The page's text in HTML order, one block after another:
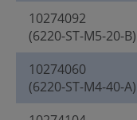
10274092
(6220-ST-M5-20-B)
10274060
(6220-ST-M4-40-A)